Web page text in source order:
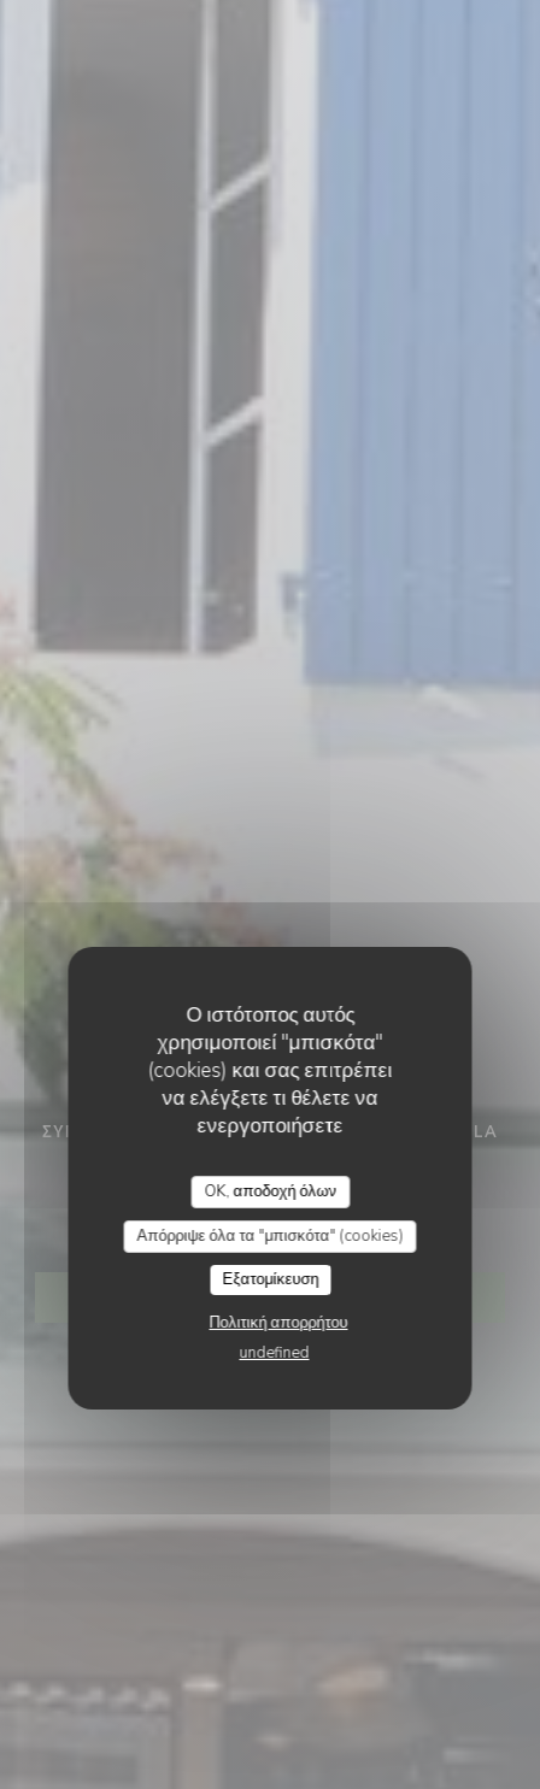
Ο ιστότοπος αυτός
χρησιμοποιεί "μπισκότα"
(cookies) και σας επιτρέπει
να ελέγξετε τι θέλετε να
ενεργοποιήσετε
OK, αποδοχή όλων
Απόρριψε όλα τα "μπισκότα" (cookies)
Εξατομίκευση
Πολιτική απορρήτου
undefined
ΣΎΓΧΡΟΝΗ ΚΟΥΖΊΝΑ ΚΑΙ ΑΥΘΕΝΤΙΚΌ ΜΠΙΣΤΡΌ
LA
Chez Patacol
ΚΆΝΤΕ ΚΡΆΤΗΣΗ ΤΡΑΠΕΖΙΟΎ
CHEZ PATACOL